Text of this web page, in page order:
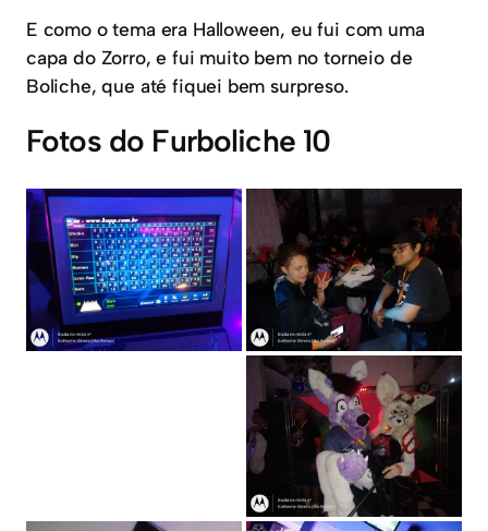
E como o tema era Halloween, eu fui com uma
capa do Zorro, e fui muito bem no torneio de
Boliche, que até fiquei bem surpreso.
Fotos do Furboliche 10